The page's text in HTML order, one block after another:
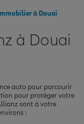
à Douai
à Douai
auto pour parcourir
pour protéger votre
sont à votre
: